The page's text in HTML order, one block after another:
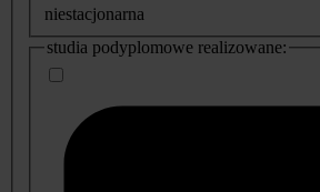
niestacjonarna
studia podyplomowe realizowane: